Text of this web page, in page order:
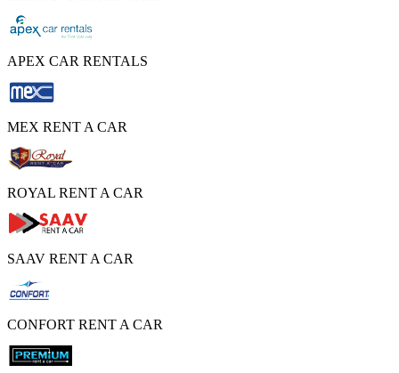
APEX CAR RENTALS
MEX RENT A CAR
ROYAL RENT A CAR
SAAV RENT A CAR
CONFORT RENT A CAR